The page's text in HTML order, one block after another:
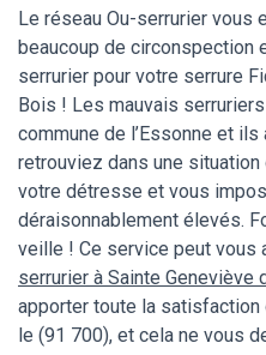
Le réseau Ou-serrurier vous
beaucoup de circonspection
serrurier pour votre serrure
Bois ! Les mauvais
commune de l’Essonne et
retrouviez dans une situation
votre détresse et vous
déraisonnablement élevés.
veille ! Ce service peut vous
serrurier à Sainte Geneviève
apporter toute la
le (91 700), et cela ne vous